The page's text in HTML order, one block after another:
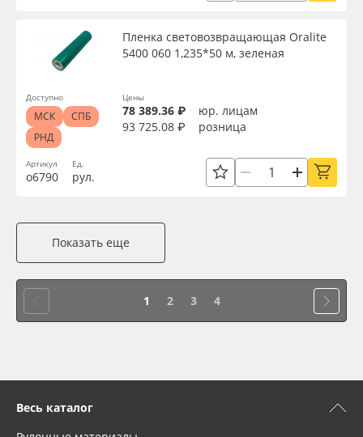
Артикул
о6790
Пленка световозвращающая Oralite
5400 060 1,235*50 м, зеленая
Ед.
рул.
Цены
78 389.36 ₽
юр. лицам
93 725.08 ₽
розница
Доступно
МСК
СПБ
РНД
Показать еще
1 2 3 4
Весь каталог